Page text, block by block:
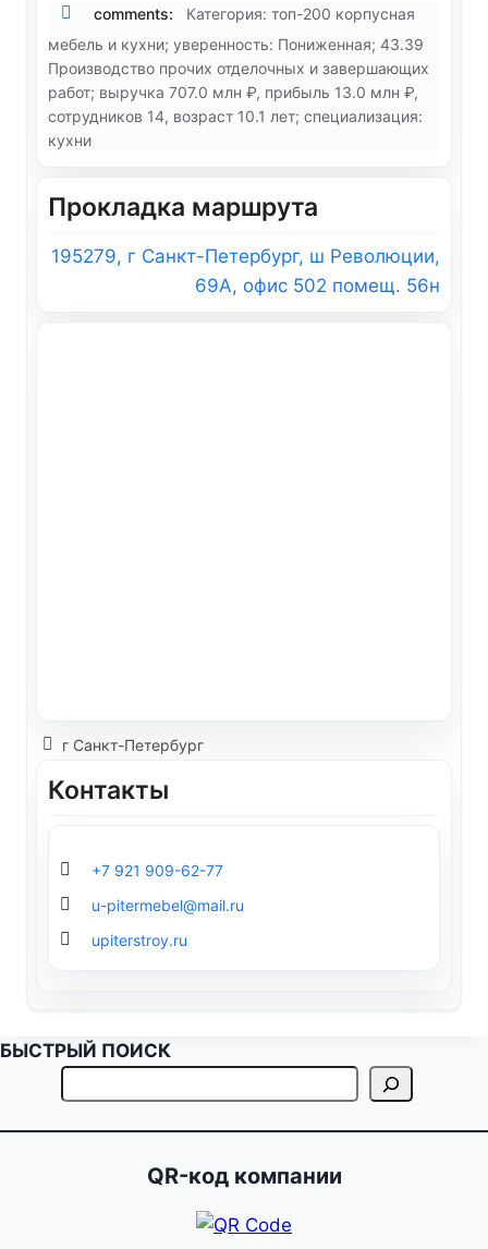
comments:
Категория: топ-200 корпусная
мебель и кухни; уверенность: Пониженная; 43.39
Производство прочих отделочных и завершающих
работ; выручка 707.0 млн ₽, прибыль 13.0 млн ₽,
сотрудников 14, возраст 10.1 лет; специализация:
кухни
Прокладка маршрута
195279, г Санкт-Петербург, ш Революции,
69А, офис 502 помещ. 56н
г Санкт-Петербург
Контакты
+7 921 909-62-77
u-pitermebel@mail.ru
upiterstroy.ru
БЫСТРЫЙ ПОИСК
QR-код компании